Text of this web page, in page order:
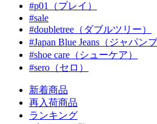
#p01（プレイ）
#sale
#doubletree（ダブルツリー）
#Japan Blue Jeans（ジャパン
#shoe care（シューケア）
#sero（セロ）
新着商品
再入荷商品
ランキング